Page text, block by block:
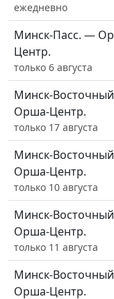
ежедневно
Минск-Пасс. —
Центр.
только 6 августа
Минск-
Орша-Центр.
только 17 августа
Минск-
Орша-Центр.
только 10 августа
Минск-
Орша-Центр.
только 11 августа
Минск-
Орша-Центр.